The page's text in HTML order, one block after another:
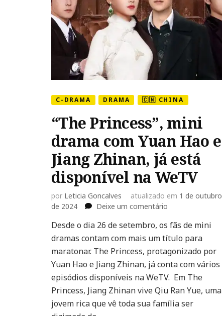
C-DRAMA DRAMA 🇨🇳 CHINA
“The Princess”, mini
drama com Yuan Hao e
Jiang Zhinan, já está
disponível na WeTV
por Leticia Goncalves atualizado em 1 de outubro
de 2024
Deixe um comentário
Princess”,
mini
drama
com
Yuan
Hao
e
Jiang
Desde o dia 26 de setembro, os fãs de mini
dramas contam com mais um título para
maratonar. The Princess, protagonizado por
Yuan Hao e Jiang Zhinan, já conta com vários
episódios disponíveis na WeTV. Em The
Princess, Jiang Zhinan vive Qiu Ran Yue, uma
jovem rica que vê toda sua família ser